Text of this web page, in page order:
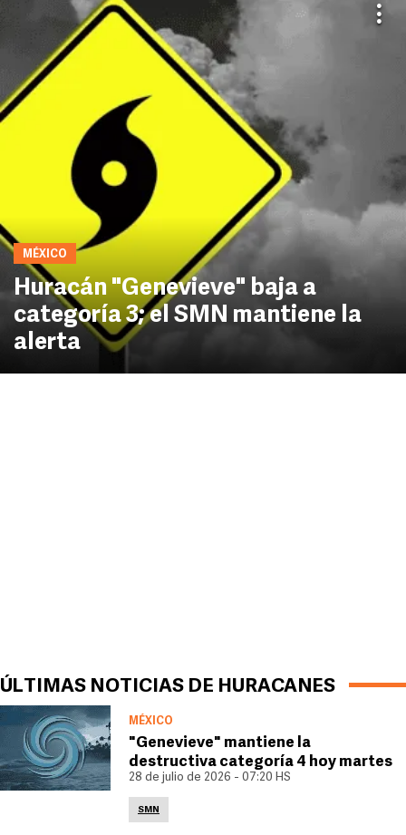
MÉXICO
Huracán "Genevieve" baja a
categoría 3; el SMN mantiene la
alerta
ÚLTIMAS NOTICIAS DE HURACANES
MÉXICO
"Genevieve" mantiene la
destructiva categoría 4 hoy martes
28 de julio de 2026 - 07:20 HS
SMN